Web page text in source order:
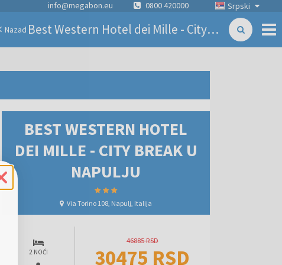
Srpski
info@megabon.eu 0800 420000
Nazad Best Western Hotel dei Mille - City break u Napulju
BEST WESTERN HOTEL
DEI MILLE - CITY BREAK U
NAPULJU
Via Torino 108, Napulj, Italija
2 NOĆI
46885 RSD
30475 RSD